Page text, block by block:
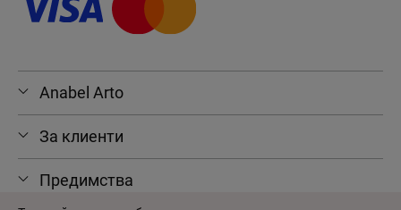
Anabel Arto
За клиенти
Предимства